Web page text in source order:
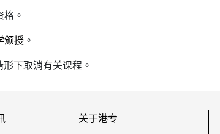
。
颁授 。
下取消有关课程。
关于港专